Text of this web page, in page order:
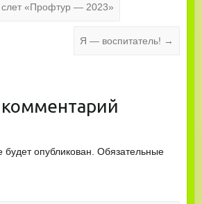
слет «Профтур — 2023»
Я — воспитатель! →
опубликован. Обязательные